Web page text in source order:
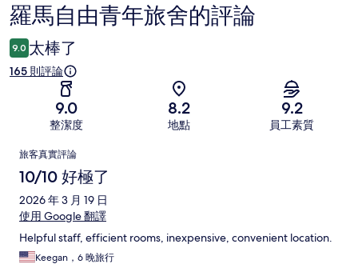
評
論
羅馬自由青年旅舍的評論
9.0 太棒了
165 則評論
9.0
整潔度
8.2
地點
9.2
員工素質
評
論
旅客真實評論
10/10 好極了
2026 年 3 月 19 日
使用 Google 翻譯
Helpful staff, efficient rooms, inexpensive, convenient location.
Keegan，6 晚旅行